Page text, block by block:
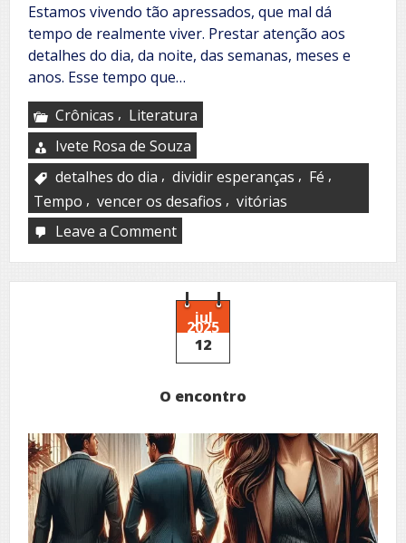
Estamos vivendo tão apressados, que mal dá
tempo de realmente viver. Prestar atenção aos
detalhes do dia, da noite, das semanas, meses e
anos. Esse tempo que…
Crônicas , Literatura
Ivete Rosa de Souza
detalhes do dia , dividir esperanças , Fé ,
Tempo , vencer os desafios , vitórias
Leave a Commenton
dá
tempo
jul
2025
12
O encontro